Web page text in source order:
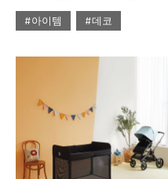
#아이템
#데코